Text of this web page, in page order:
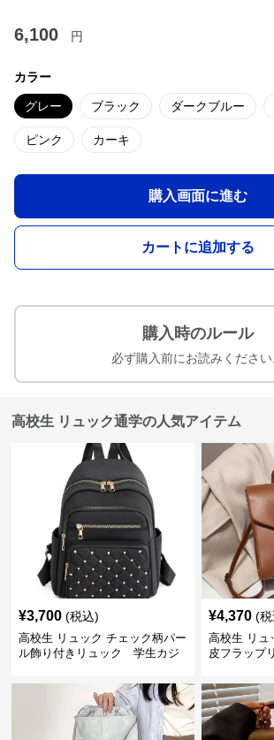
6,100 円
カラー
グレー ブラック ダークブルー
ピンク カーキ
購入画面に進む
カートに追加する
購入時のルール
必ず購入前にお読みください
高校生 リュック通学の人気アイテム
¥3,700 (税込)
高校生 リュック チェック柄パー
ル飾り付きリュック 学生カジ
¥4,370 (
高校生 リュ
皮フラップ